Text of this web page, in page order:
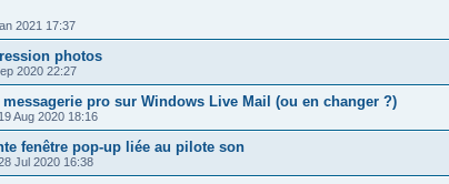
2021 17:37
photos
2020 22:27
messagerie pro sur Windows Live Mail (ou en changer ?)
19 Aug 2020 18:16
fenêtre pop-up liée au pilote son
Jul 2020 16:38